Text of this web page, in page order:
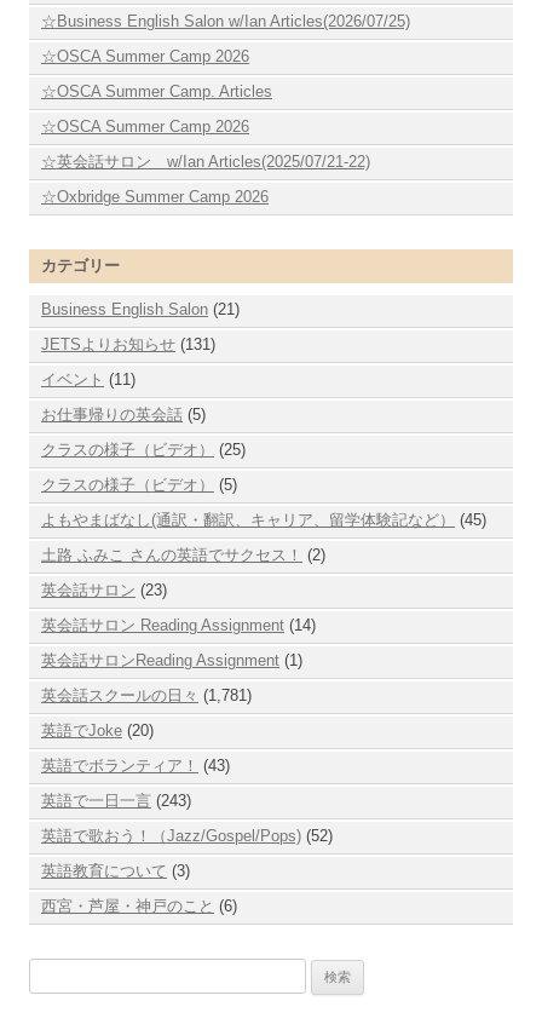
☆Business English Salon w/Ian Articles(2026/07/25)
☆OSCA Summer Camp 2026
☆OSCA Summer Camp. Articles
☆OSCA Summer Camp 2026
☆英会話サロン w/Ian Articles(2025/07/21-22)
☆Oxbridge Summer Camp 2026
カテゴリー
Business English Salon (21)
JETSよりお知らせ (131)
イベント (11)
お仕事帰りの英会話 (5)
クラスの様子（ビデオ）
(25)
クラスの様子（ビデオ）
(5)
よもやまばなし(通訳・翻訳、キャリア、留学体験記など）
(45)
土路 ふみこ さんの英語でサクセス！
(2)
英会話サロン (23)
英会話サロン Reading Assignment (14)
英会話サロンReading Assignment (1)
英会話スクールの日々 (1,781)
英語でJoke (20)
英語でボランティア！
(43)
英語で一日一言 (243)
英語で歌おう！（Jazz/Gospel/Pops) (52)
英語教育について (3)
西宮・芦屋・神戸のこと (6)